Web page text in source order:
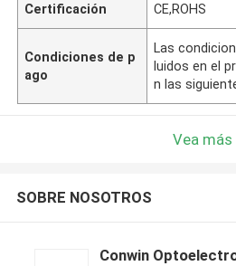
Certificación CE,ROHS
Condiciones de p
ago
Las
luidos en el
n las
Vea más
SOBRE NOSOTROS
Conwin